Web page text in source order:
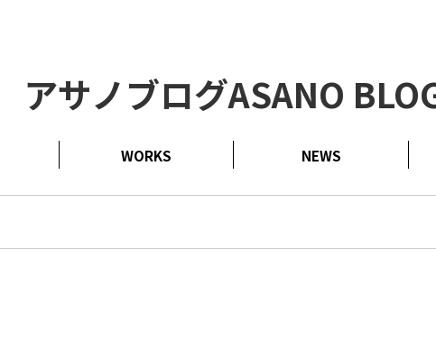
アサノブログASANO
WORKS
実績
NEWS
新着情報